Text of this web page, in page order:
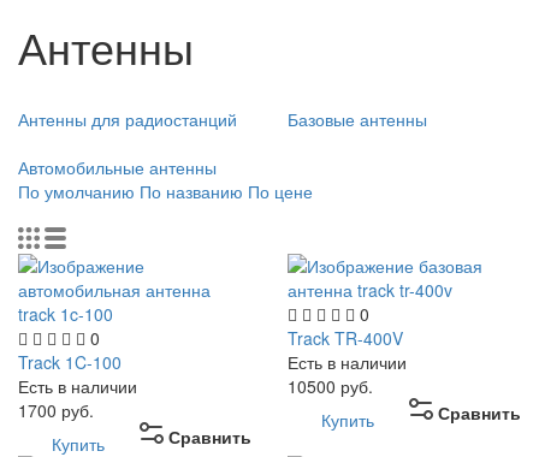
Антенны
Антенны для радиостанций
Базовые антенны
Автомобильные антенны
По умолчанию По названию По цене
0
Track 1C-100
Есть в наличии
1700 руб.
Сравнить
Купить
0
Track TR-400V
Есть в наличии
10500 руб.
Сравнить
Купить